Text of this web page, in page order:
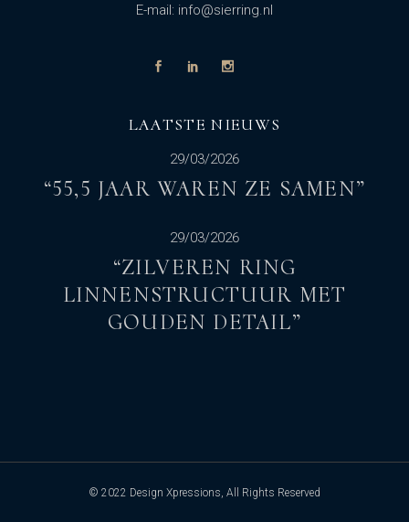
E-mail: info@sierring.nl
LAATSTE NIEUWS
29/03/2026
“55,5 JAAR WAREN ZE SAMEN”
29/03/2026
“ZILVEREN RING
LINNENSTRUCTUUR MET
GOUDEN DETAIL”
© 2022 Design Xpressions , All Rights Reserved